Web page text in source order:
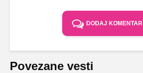
DODAJ KOMENTAR
Povezane vesti